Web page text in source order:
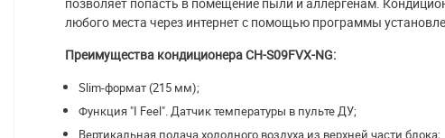
любого места через интернет с помощью программы
Преимущества кондиционера CH-S09FVX-NG:
Slim-формат (215 мм);
Функция "I Feel". Датчик температуры в пульте ДУ;
Вертикальная подача холодного воздуха из верхней части